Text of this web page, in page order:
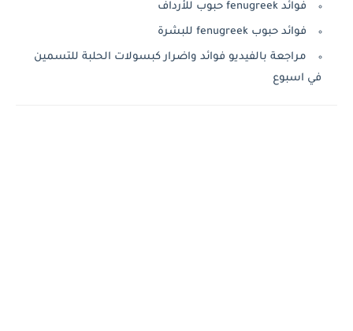
فوائد fenugreek حبوب للأرداف
فوائد حبوب fenugreek للبشرة
مراجعة بالفيديو فوائد واضرار كبسولات الحلبة للتسمين
في اسبوع